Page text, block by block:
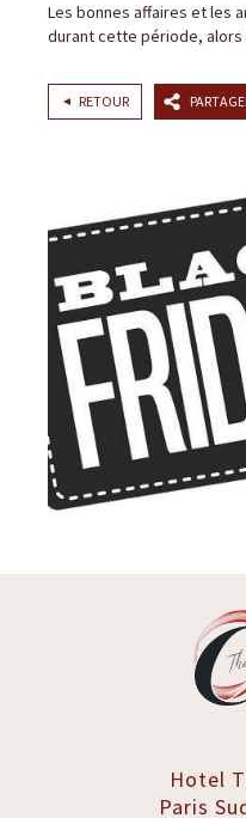
Les bonnes affaires et les
durant cette période, alors
RETOUR
Hotel
Paris